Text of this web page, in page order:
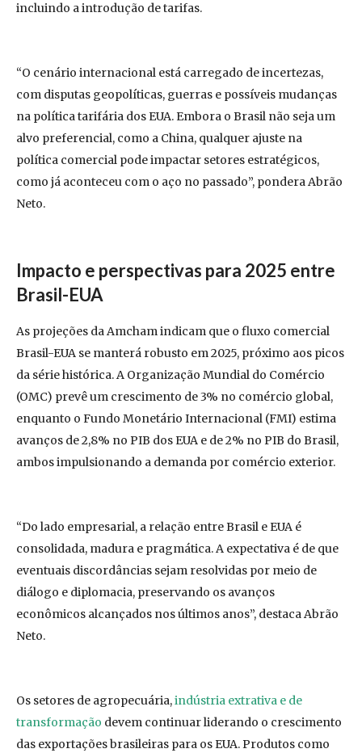
incluindo a introdução de tarifas.
“O cenário internacional está carregado de incertezas,
com disputas geopolíticas, guerras e possíveis mudanças
na política tarifária dos EUA. Embora o Brasil não seja um
alvo preferencial, como a China, qualquer ajuste na
política comercial pode impactar setores estratégicos,
como já aconteceu com o aço no passado”, pondera Abrão
Neto.
Impacto e perspectivas para 2025 entre
Brasil-EUA
As projeções da Amcham indicam que o fluxo comercial
Brasil-EUA se manterá robusto em 2025, próximo aos picos
da série histórica. A Organização Mundial do Comércio
(OMC) prevê um crescimento de 3% no comércio global,
enquanto o Fundo Monetário Internacional (FMI) estima
avanços de 2,8% no PIB dos EUA e de 2% no PIB do Brasil,
ambos impulsionando a demanda por comércio exterior.
“Do lado empresarial, a relação entre Brasil e EUA é
consolidada, madura e pragmática. A expectativa é de que
eventuais discordâncias sejam resolvidas por meio de
diálogo e diplomacia, preservando os avanços
econômicos alcançados nos últimos anos”, destaca Abrão
Neto.
Os setores de agropecuária,indústria extrativa e de
transformação devem continuar liderando o crescimento
das exportações brasileiras para os EUA. Produtos como